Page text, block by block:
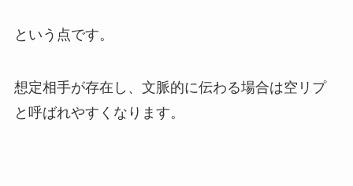
という点です。
想定相手が存在し、文脈的に伝わる場合は空リプ
と呼ばれやすくなります。